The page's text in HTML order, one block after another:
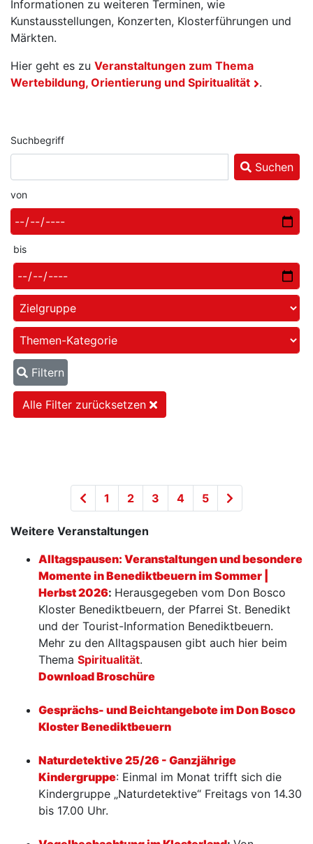
Informationen zu weiteren Terminen, wie
Kunstausstellungen, Konzerten, Klosterführungen und
Märkten.
Hier geht es zu Veranstaltungen zum Thema
Wertebildung, Orientierung und Spiritualität
.
Suchbegriff
Suchen
von
bis
Filtern
Alle Filter zurücksetzen
1 2 3 4 5
Weitere Veranstaltungen
Alltagspausen: Veranstaltungen und besondere
Momente in Benediktbeuern im Sommer |
Herbst 2026: Herausgegeben vom Don Bosco
Kloster Benediktbeuern, der Pfarrei St. Benedikt
und der Tourist-Information Benediktbeuern.
Mehr zu den Alltagspausen gibt auch hier beim
Thema Spiritualität.
Download Broschüre
Gesprächs- und Beichtangebote im Don Bosco
Kloster Benediktbeuern
Naturdetektive 25/26 - Ganzjährige
Kindergruppe: Einmal im Monat trifft sich die
Kindergruppe „Naturdetektive“ Freitags von 14.30
bis 17.00 Uhr.